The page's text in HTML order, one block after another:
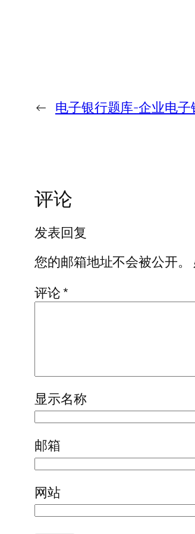
← 电子银行题库-企业电
评论
发表回复
您的邮箱地址不会被公开。
评论*
显示名称
邮箱
网站